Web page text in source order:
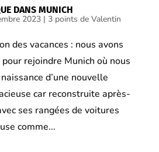
DANS MUNICH
2023| 3 points de Valentin
des vacances : nous avons
rejoindre Munich où nous
d’une nouvelle
car reconstruite après-
ses rangées de voitures
comme...